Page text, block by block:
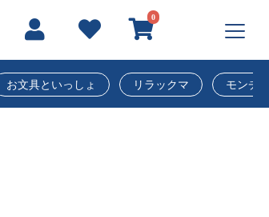
0
お文具といっしょ リラックマ モンチ